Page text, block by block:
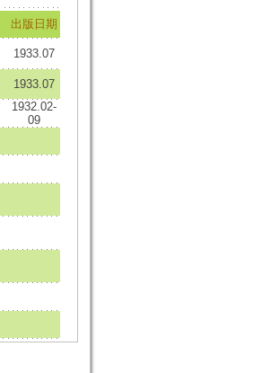
出版日期
1933.07
1933.07
1932.02-
09